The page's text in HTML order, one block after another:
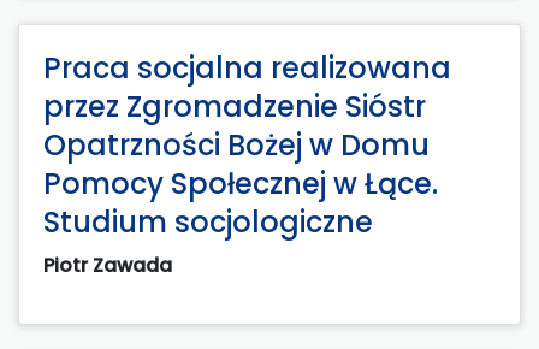
Praca socjalna realizowana
przez Zgromadzenie Sióstr
Opatrzności Bożej w Domu
Pomocy Społecznej w Łące.
Studium socjologiczne
Piotr Zawada